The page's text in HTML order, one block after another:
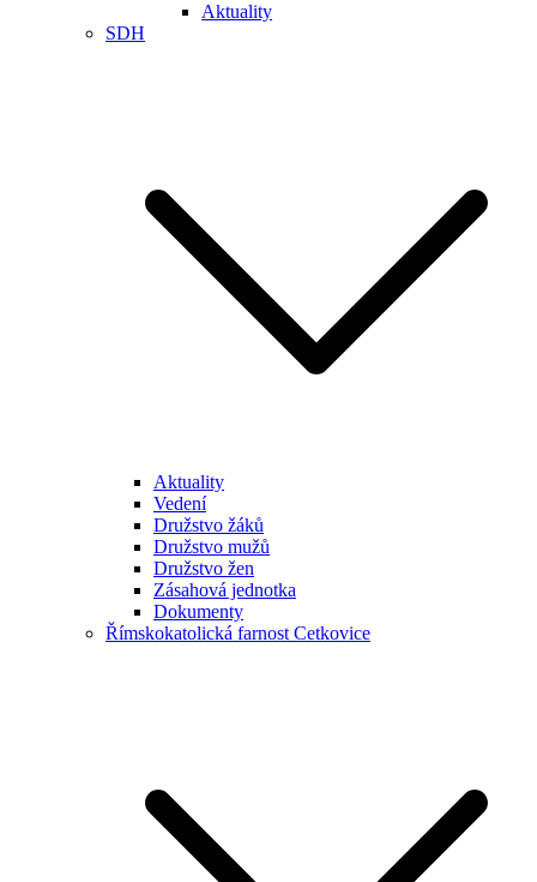
Aktuality
SDH
Aktuality
Vedení
Družstvo žáků
Družstvo mužů
Družstvo žen
Zásahová jednotka
Dokumenty
Římskokatolická farnost Cetkovice